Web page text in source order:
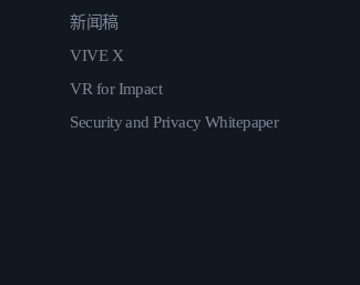
新闻稿
VIVE X
VR for Impact
Security and Privacy Whitepaper